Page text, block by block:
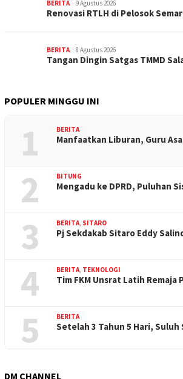
BERITA 9 Agustus 2026
Renovasi RTLH di Pelosok
BERITA 8 Agustus 2026
Tangan Dingin Satgas TMMD
POPULER MINGGU INI
1 BERITA
Manfaatkan Liburan, Guru
2 BITUNG
Mengadu ke DPRD, Puluhan
3 BERITA SITARO
Pj Sekdakab Sitaro Eddy
4 BERITA TEKNOLOGI
Tim FKM Unsrat Latih Remaja
5 BERITA
Setelah 3 Tahun 5 Hari,
DM CHANNEL